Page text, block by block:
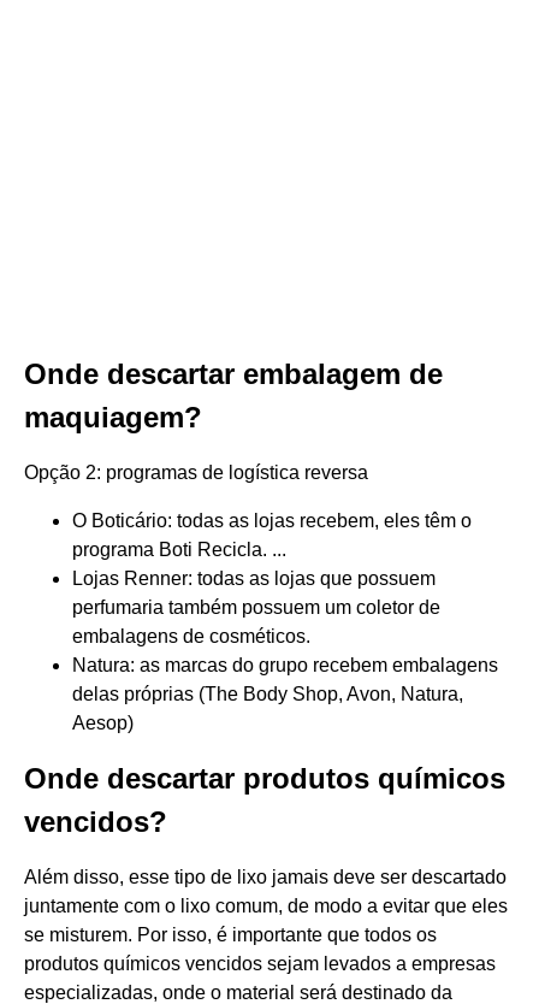
Onde descartar embalagem de
maquiagem?
Opção 2: programas de logística reversa
O Boticário: todas as lojas recebem, eles têm o
programa Boti Recicla. ...
Lojas Renner: todas as lojas que possuem
perfumaria também possuem um coletor de
embalagens de cosméticos.
Natura: as marcas do grupo recebem embalagens
delas próprias (The Body Shop, Avon, Natura,
Aesop)
Onde descartar produtos químicos
vencidos?
Além disso, esse tipo de lixo jamais deve ser descartado
juntamente com o lixo comum, de modo a evitar que eles
se misturem. Por isso, é importante que todos os
produtos químicos vencidos sejam levados a empresas
especializadas, onde o material será destinado da